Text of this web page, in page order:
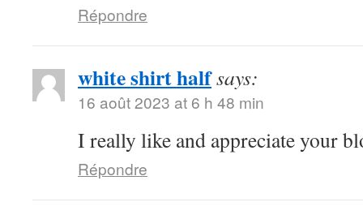
Répondre
white shirt halfsays:
16 août 2023 at 6 h 48 min
I really like and appreciate your
Répondre